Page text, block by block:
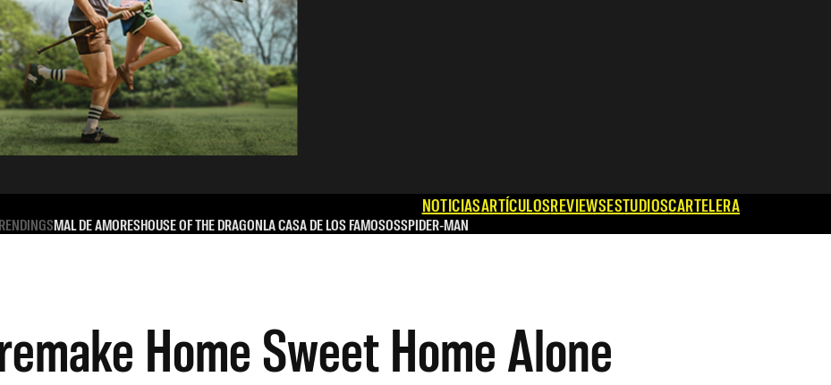
NOTICIASARTÍCULOSREVIEWSESTUDIOSCARTELERA
MAL DE AMORESHOUSE OF THE DRAGONLA CASA DE LOS FAMOSOSSPIDER-MAN
Home Sweet Home Alone